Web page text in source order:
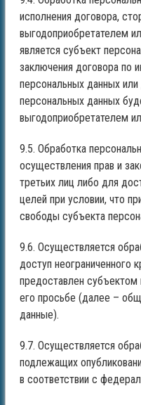
исполнения договора,
выгодоприобретателем
является субъект
заключения договора по
персональных данных
персональных данных
выгодоприобретателем
9.5. Обработка
осуществления прав и
третьих лиц либо для
целей при условии, что
свободы субъекта
9.6. Осуществляется
доступ неограниченного
предоставлен
его просьбе (далее –
данные).
9.7. Осуществляется
подлежащих
в соответствии с